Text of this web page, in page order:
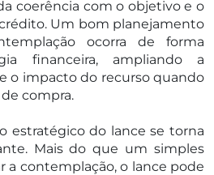
coerência com o objetivo e o
Um bom planejamento
ocorra de forma
financeira, ampliando a
o impacto do recurso quando
compra.
estratégico do lance se torna
Mais do que um simples
a contemplação, o lance pode